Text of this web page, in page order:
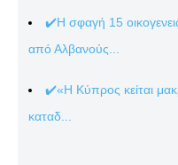
✔️Η σφαγή 15
από Αλβανούς...
✔️«Η Κύπρος κείται
καταδ...